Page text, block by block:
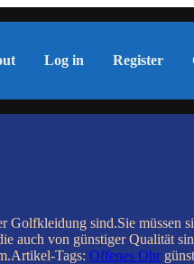
Log in Register
Golfkleidung sind.Sie müssen
auch von günstiger Qualität
Tags: Offenes Ohr